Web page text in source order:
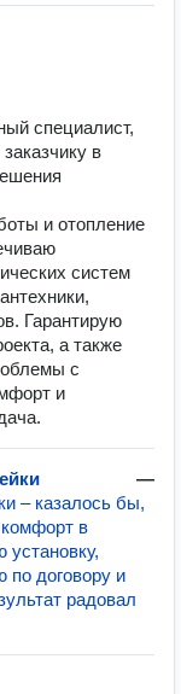
специалист,
в
и отопление
систем
Гарантирую
а также
с
и
—
– казалось бы,
комфорт в
договору и
радовал